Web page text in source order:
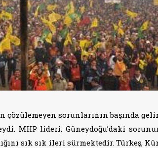
sorunlarının başında
MHP lideri, Güneydoğu’daki
sık sık ileri sürmektedir. Türkeş,